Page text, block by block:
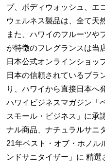
プ、ボディウォッシュ、エ
ウェルネス製品は、全て天
また、ハワイのフルーツや
が特徴のフレグランスは当
日本公式オンラインショッ
日本の信頼されているブラ
り、ハワイから直接日本へ
ハワイビジネスマガジン「
スモール・ビジネス」に承
ナル商品、ナチュラルサニ
21年ベスト・オブ・ホノル
ンドサニタイザー」に 精選